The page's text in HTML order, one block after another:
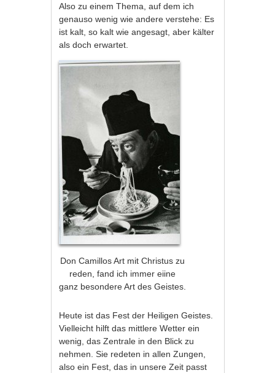
Also zu einem Thema, auf dem ich
genauso wenig wie andere verstehe: Es
ist kalt, so kalt wie angesagt, aber kälter
als doch erwartet.
Don Camillos Art mit Christus zu
reden, fand ich immer eiine
ganz besondere Art des Geistes.
Heute ist das Fest der Heiligen Geistes.
Vielleicht hilft das mittlere Wetter ein
wenig, das Zentrale in den Blick zu
nehmen. Sie redeten in allen Zungen,
also ein Fest, das in unsere Zeit passt